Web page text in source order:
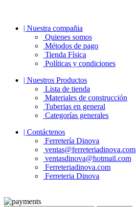
| Nuestra compañia
Quienes somos
Métodos de pago
Tienda Física
Políticas y condiciones
| Nuestros Productos
Lista de tienda
Materiales de construcción
Tuberias en general
Categorías generales
| Contáctenos
Ferretería Dinova
ventas@ferreteriadinova.com
ventasdinova@hotmail.com
Ferreteriadinova.com
Ferreteria Dinova